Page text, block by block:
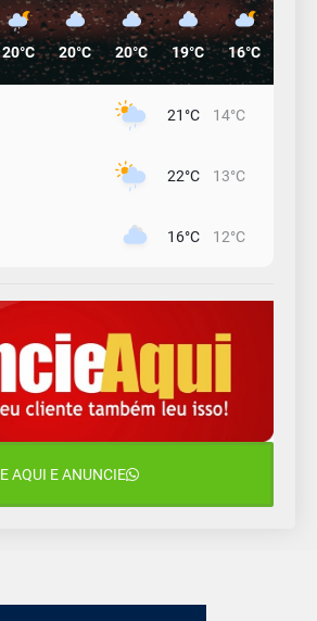
20°C 20°C 20°C 19°C 16°C
21°C 14°C
22°C 13°C
16°C 12°C
13°C 11°C
15°C 11°C
AQUI E ANUNCIE